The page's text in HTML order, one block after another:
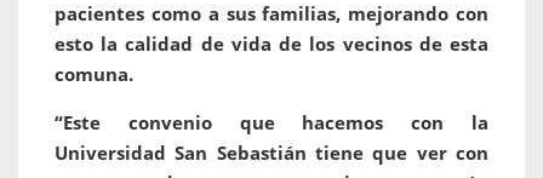
pacientes como a sus familias, mejorando con
esto la calidad de vida de los vecinos de esta
comuna.
“Este convenio que hacemos con la
Universidad San Sebastián tiene que ver con